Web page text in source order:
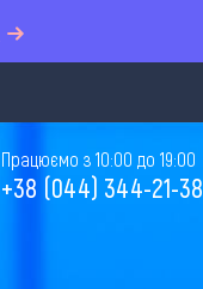
Працюємо з 10:00 до 19:00
+38 (044) 344-21-38